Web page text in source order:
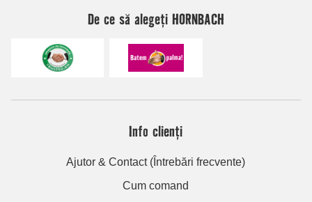
De ce să alegeți HORNBACH
Info clienți
Ajutor & Contact (Întrebări frecvente)
Cum comand